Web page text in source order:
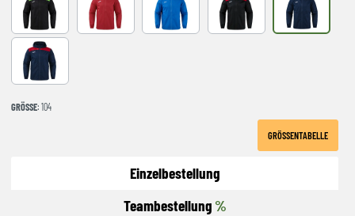
NEGRO-VERDE FLUOR
red royal BLACK-RED NAVY
NAVY-RED
GRÖSSE : 104
GRÖSSENTABELLE
Einzelbestellung
Teambestellung %